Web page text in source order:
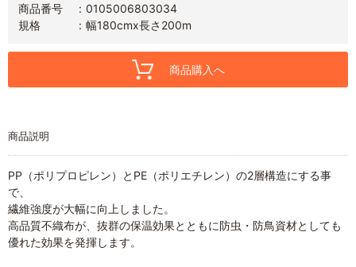
商品番号
0105006803034
規格
幅180cmx長さ200m
商品購入へ
商品説明
PP（ポリプロピレン）とPE（ポリエチレン）の2層構造にする事
で、
繊維強度が大幅に向上しました。
高品質不織布が、抜群の保温効果とともに防虫・防鳥資材としても
優れた効果を発揮します。